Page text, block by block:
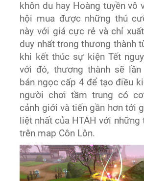
khôn du hay Hoàng tuyền vô
hội mua được những thú
này với giá cực rẻ và chỉ
duy nhất trong thương thành
khi kết thúc sự kiện Tết
với đó, thương thành sẽ
bán ngọc cấp 4 để tạo điều
người chơi tầm trung có
cảnh giới và tiến gần hơn tới
liệt nhất của HTAH với những
trên map Côn Lôn.